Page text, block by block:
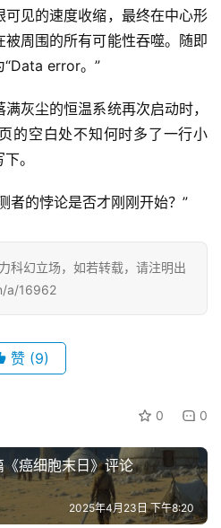
见的速度收缩，最终在中心形
周围的所有可能性吞噬。随即
“Data error。”
灰尘的恒温系统再次启动时，
的空白处不知何时多了一行小
。
者的悖论是否才刚刚开始？”
科幻立场，如若转载，请注明出
a/16962
赞 (9)
0 0
癌细胞末日》评论
2025年4月23日 下午8:20